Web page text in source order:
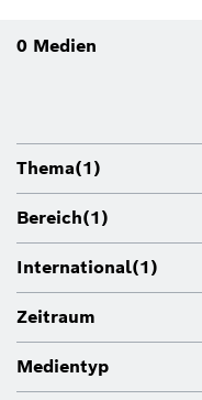
0 Medien
Thema(1)
Bereich(1)
International(1)
Zeitraum
Medientyp